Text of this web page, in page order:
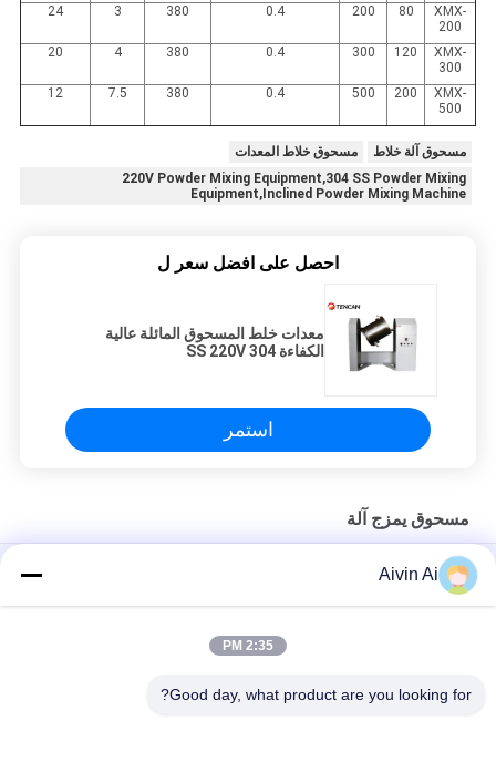
XMX-
200
80
200
0.4
380
3
24
XMX-
300
120
300
0.4
380
4
20
XMX-
500
200
500
0.4
380
7.5
12
مسحوق آلة خلاط
مسحوق خلاط المعدات
220V Powder Mixing Equipment,304 SS Powder Mixing
Equipment,Inclined Powder Mixing Machine
احصل على افضل سعر ل
معدات خلط المسحوق المائلة عالية
الكفاءة 304 SS 220V
استمر
مسحوق يمزج آلة
100L الخامس نوع آلة خلط مسحوق للصناعات الدوائية خلط مسحوق
الأسمدةAivin Ai
2:35 PM
Good day, what product are you looking for?